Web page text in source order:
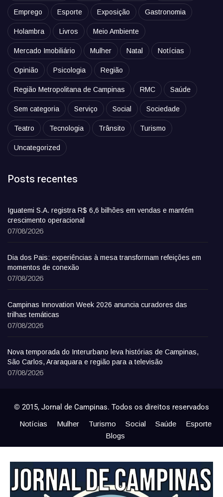
Emprego Esporte Exposição Gastronomia
Holambra Livros Meio Ambiente
Mercado Imobiliário Mulher Natal Notícias
Opinião Psicologia Região
Região Metropolitana de Campinas RMC Saúde
Sem categoria Serviço Social Sociedade
Teatro Tecnologia Trânsito Turismo
Uncategorized
Posts recentes
Iguatemi S.A. registra R$ 6,6 bilhões em vendas e mantém
crescimento operacional
07/08/2026
Dia dos Pais: experiências à mesa transformam refeições em
momentos de conexão
07/08/2026
Campinas Innovation Week 2026 anuncia curadores das
trilhas temáticas
07/08/2026
Nova temporada do Interurbano leva histórias de Campinas,
São Carlos, Araraquara e região para a televisão
07/08/2026
© 2015, Jornal de Campinas. Todos os direitos reservados
Notícias Mulher Turismo Social Saúde
Esporte
Blogs